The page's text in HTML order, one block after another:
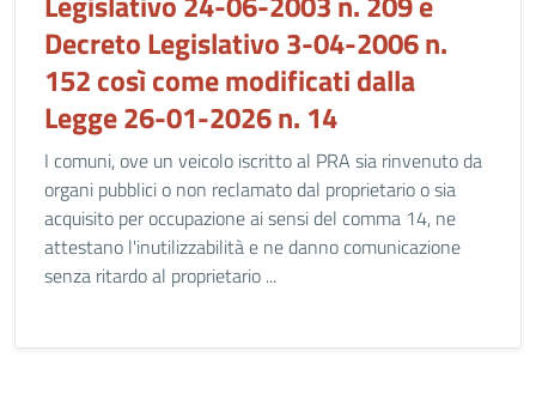
Decreto Legislativo 3-04-2006 n.
152 così come modificati dalla
Legge 26-01-2026 n. 14
I comuni, ove un veicolo iscritto al PRA sia rinvenuto da
organi pubblici o non reclamato dal proprietario o sia
acquisito per occupazione ai sensi del comma 14, ne
attestano l'inutilizzabilità e ne danno comunicazione
senza ritardo al proprietario ...